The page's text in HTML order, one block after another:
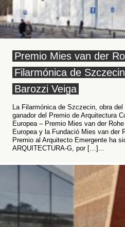
Premio Mies van der
Filarmónica de
Barozzi Veiga
La Filarmónica de Szczecin, obra
ganador del Premio de Arquitectura
Europea – Premio Mies van der
Europea y la Fundació Mies van der
Premio al Arquitecto Emergente ha
ARQUITECTURA-G, por […]...